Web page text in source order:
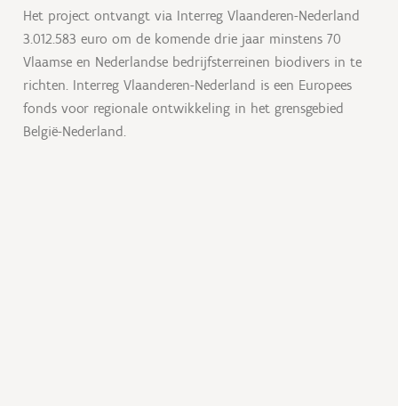
Het project ontvangt via Interreg Vlaanderen-Nederland
3.012.583 euro om de komende drie jaar minstens 70
Vlaamse en Nederlandse bedrijfsterreinen biodivers in te
richten. Interreg Vlaanderen-Nederland is een Europees
fonds voor regionale ontwikkeling in het grensgebied
België-Nederland.